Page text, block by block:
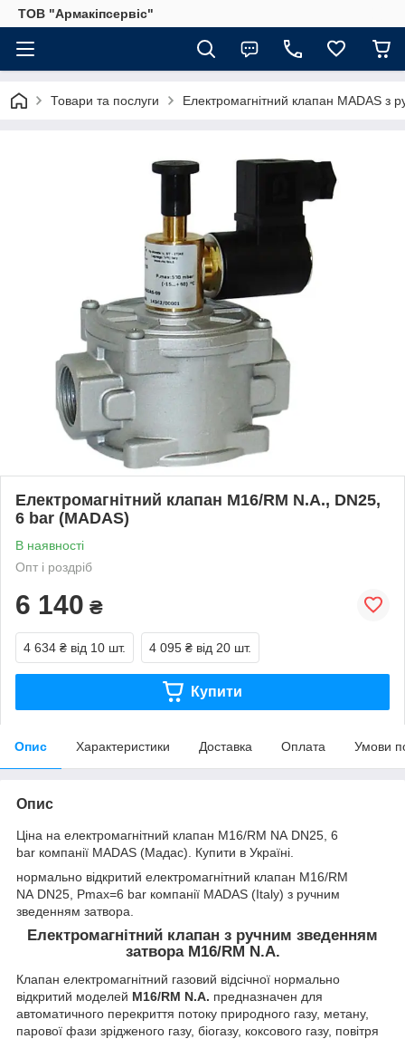
ТОВ "Армакіпсервіс"
Товари та послуги Електромагнітний клапан MADAS з
Електромагнітний клапан M16/RM N.A., DN25,
6 bar (MADAS)
В наявності
Опт і роздріб
6 140 ₴
4 634 ₴ від 10 шт. 4 095 ₴ від 20 шт.
Купити
Опис Характеристики Доставка Оплата Умови
Опис
Ціна на електромагнітний клапан M16/RM NA DN25, 6
bar компанії MADAS (Мадас). Купити в Україні.
нормально відкритий електромагнітний клапан M16/RM
NA DN25, Pmax=6 bar компанії MADAS (Italy) з ручним
зведенням затвора.
Електромагнітний клапан з ручним зведенням
затвора M16/RM N.A.
Клапан електромагнітний газовий відсічної нормально
відкритий моделей M16/RM N.A. предназначен для
автоматичного перекриття потоку природного газу, метану,
парової фази зрідженого газу, біогазу, коксового газу, повітря